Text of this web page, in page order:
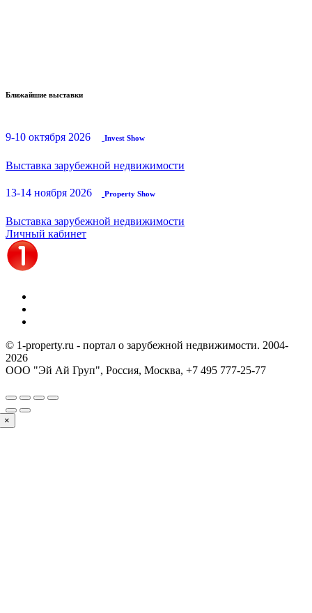
Ближайшие выставки
9-10 октября 2026 Invest Show
Выставка зарубежной недвижимости
13-14 ноября 2026 Property Show
Выставка зарубежной недвижимости
Личный кабинет
© 1-property.ru - портал о зарубежной недвижимости. 2004-
2026
ООО "Эй Ай Груп", Россия, Москва, +7 495 777-25-77
×